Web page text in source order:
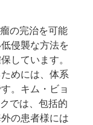
の完治を可能
侵襲な方法を
しています。
めには、体系
。キム・ビョ
では、包括的
の患者様には